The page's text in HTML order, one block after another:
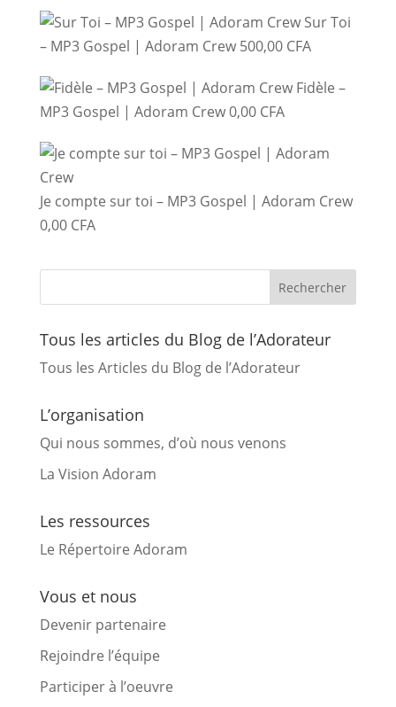
Sur Toi
– MP3 Gospel | Adoram Crew 500,00 CFA
Fidèle –
MP3 Gospel | Adoram Crew0,00 CFA
Je compte sur toi – MP3 Gospel | Adoram Crew
0,00 CFA
Tous les articles du Blog de l’Adorateur
Tous les Articles du Blog de l’Adorateur
L’organisation
Qui nous sommes, d’où nous venons
La Vision Adoram
Les ressources
Le Répertoire Adoram
Vous et nous
Devenir partenaire
Rejoindre l’équipe
Participer à l’oeuvre